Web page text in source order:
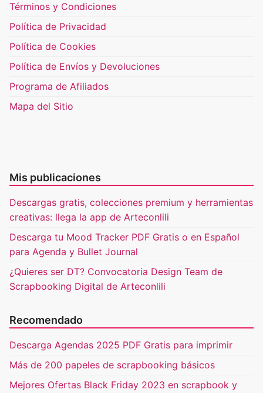
Términos y Condiciones
Política de Privacidad
Política de Cookies
Política de Envíos y Devoluciones
Programa de Afiliados
Mapa del Sitio
Mis publicaciones
Descargas gratis, colecciones premium y herramientas
creativas: llega la app de Arteconlili
Descarga tu Mood Tracker PDF Gratis o en Español
para Agenda y Bullet Journal
¿Quieres ser DT? Convocatoria Design Team de
Scrapbooking Digital de Arteconlili
Recomendado
Descarga Agendas 2025 PDF Gratis para imprimir
Más de 200 papeles de scrapbooking básicos
Mejores Ofertas Black Friday 2023 en scrapbook y